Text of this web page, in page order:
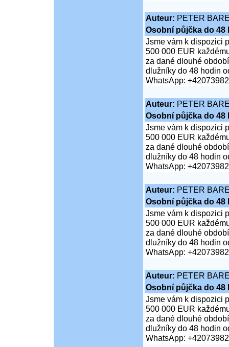
Auteur: PETER
Osobní půjčka do 48
Jsme vám k dispozici
500 000 EUR
za dané dlouhé
dlužníky do 48 hodin
WhatsApp:
Auteur: PETER
Osobní půjčka do 48
Jsme vám k dispozici
500 000 EUR
za dané dlouhé
dlužníky do 48 hodin
WhatsApp:
Auteur: PETER
Osobní půjčka do 48
Jsme vám k dispozici
500 000 EUR
za dané dlouhé
dlužníky do 48 hodin
WhatsApp:
Auteur: PETER
Osobní půjčka do 48
Jsme vám k dispozici
500 000 EUR
za dané dlouhé
dlužníky do 48 hodin
WhatsApp: